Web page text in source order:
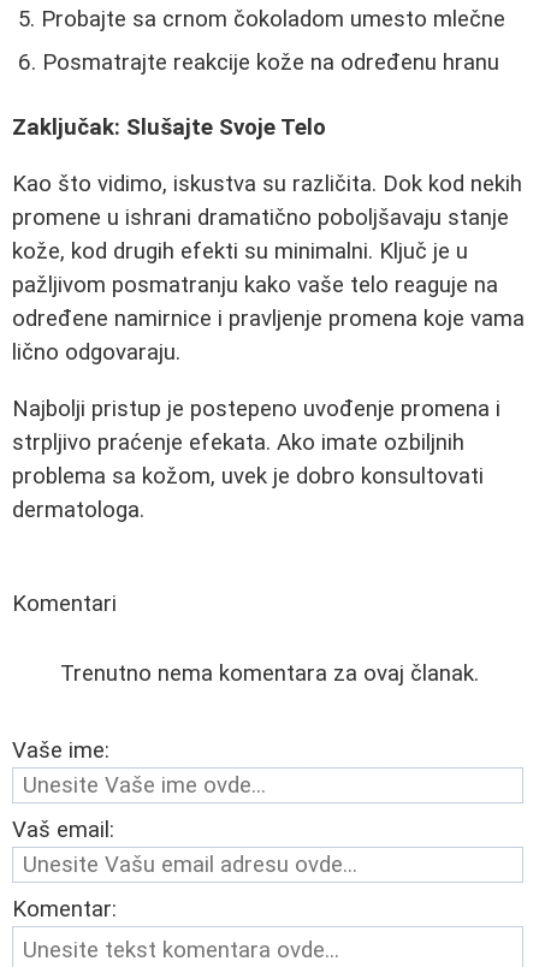
Probajte sa crnom čokoladom umesto mlečne
Posmatrajte reakcije kože na određenu hranu
Zaključak: Slušajte Svoje Telo
Kao što vidimo, iskustva su različita. Dok kod nekih
promene u ishrani dramatično poboljšavaju stanje
kože, kod drugih efekti su minimalni. Ključ je u
pažljivom posmatranju kako vaše telo reaguje na
određene namirnice i pravljenje promena koje vama
lično odgovaraju.
Najbolji pristup je postepeno uvođenje promena i
strpljivo praćenje efekata. Ako imate ozbiljnih
problema sa kožom, uvek je dobro konsultovati
dermatologa.
Komentari
Trenutno nema komentara za ovaj članak.
Vaše ime:
Vaš email:
Komentar: